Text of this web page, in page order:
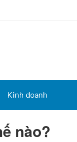
Kinh doanh
nào?